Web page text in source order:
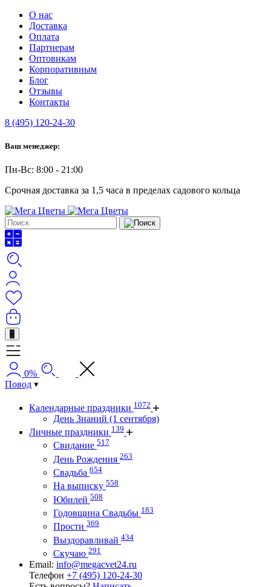
О нас
Доставка
Оплата
Партнерам
Оптовикам
Корпоративным
Блог
Отзывы
Контакты
8 (495) 120-24-30
Ваш менеджер:
Пн-Вс: 8:00 - 21:00
Срочная доставка за 1,5 часа в пределах садового кольца
+
0%
Повод
Календарные праздники 1072
День Знаний (1 сентября)
Личные праздники 139
Свидание 517
День Рождения 263
Свадьба 654
На выписку 558
Юбилей 508
Годовщина Свадьбы 183
Прости 369
Выздоравливай 434
Скучаю 291
Email: info@megacvet24.ru
Телефон +7 (495) 120-24-30